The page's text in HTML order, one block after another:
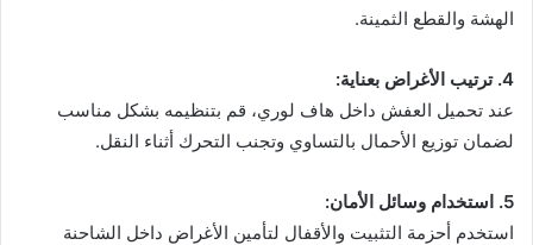
الهشة والقطع الثمينة.
4. ترتيب الأغراض بعناية:
عند تحميل العفش داخل هاف لوري، قم بتنظيمه بشكل مناسب
لضمان توزيع الأحمال بالتساوي وتجنب التحرك أثناء النقل.
5. استخدام وسائل الأمان:
استخدم أحزمة التثبيت والأقفال لتأمين الأغراض داخل الشاحنة